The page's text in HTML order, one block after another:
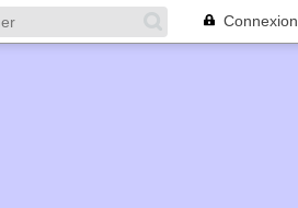
Connexion